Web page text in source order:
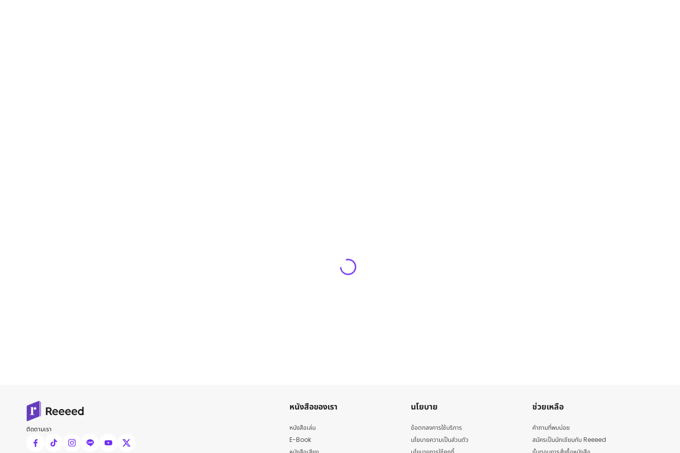
ติดตามเรา
หนังสือของเรา
หนังสือเล่ม
E-Book
นโยบาย
ข้อตกลงการใช้บริการ
นโยบายความเป็นส่วนตัว
ช่วยเหลือ
คำถามที่พบบ่อย
สมัครเป็นนักเขียนกับ Reeeed